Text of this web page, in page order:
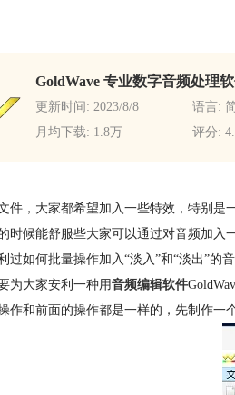
GoldWave 专业数字音频处理
更新时间: 2023/8/8 语言:
月均下载: 1.8万
评分:
件，大家都希望加入一些特效，特别
时候能舒服些大家可以通过对音频加入
过如何批量操作加入“淡入”和“淡出”
为大家安利一种用音频编辑软件
作和前面的操作都是一样的，先制作一